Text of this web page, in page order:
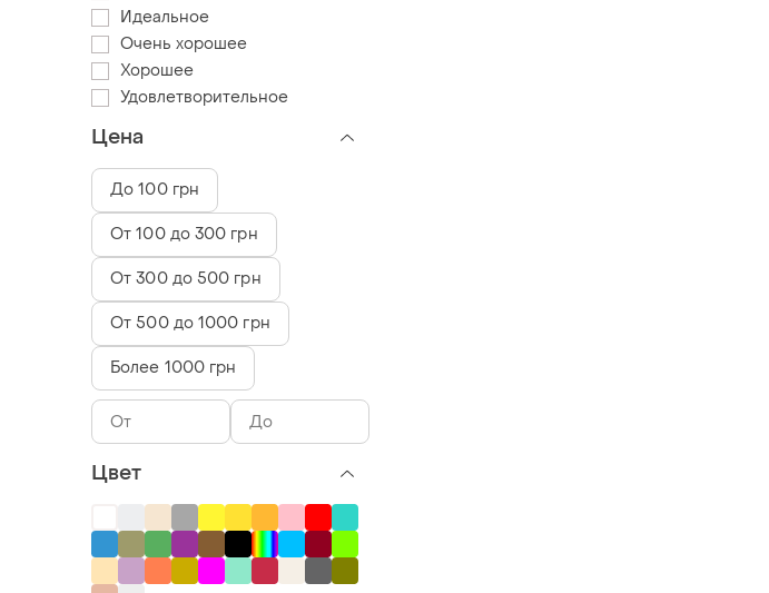
Идеальное
Очень хорошее
Хорошее
Удовлетворительное
Цена
До 100 грн
От 100 до 300 грн
От 300 до 500 грн
От 500 до 1000 грн
Более 1000 грн
Цвет